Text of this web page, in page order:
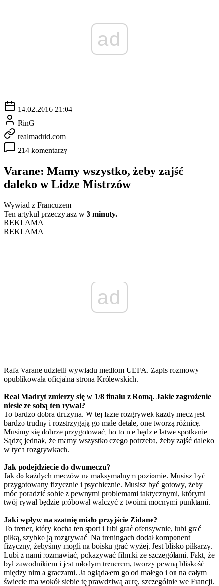
ad
14.02.2016 21:04
RinG
realmadrid.com
214 komentarzy
Varane: Mamy wszystko, żeby zajść
daleko w Lidze Mistrzów
Wywiad z Francuzem
Ten artykuł przeczytasz w 3 minuty.
REKLAMA
REKLAMA
ad
Rafa Varane udzielił wywiadu mediom UEFA. Zapis rozmowy
opublikowała oficjalna strona Królewskich.
Real Madryt zmierzy się w 1/8 finału z Romą. Jakie zagrożenie
niesie ze sobą ten rywal?
To bardzo dobra drużyna. W tej fazie rozgrywek każdy mecz jest
bardzo trudny i rozstrzygają go małe detale, one tworzą różnicę.
Musimy się dobrze przygotować, bo to nie będzie łatwe spotkanie.
Sądzę jednak, że mamy wszystko czego potrzeba, żeby zajść daleko
w tych rozgrywkach.
Jak podejdziecie do dwumeczu?
Jak do każdych meczów na maksymalnym poziomie. Musisz być
przygotowany fizycznie i psychicznie. Musisz być gotowy, żeby
móc poradzić sobie z pewnymi problemami taktycznymi, którymi
twój rywal będzie próbował walczyć z twoimi mocnymi punktami.
Jaki wpływ na szatnię miało przyjście Zidane?
To trener, który kocha ten sport i lubi grać ofensywnie, lubi grać
piłką, szybko ją rozgrywać. Na treningach dodał komponent
fizyczny, żebyśmy mogli na boisku grać wyżej. Jest blisko piłkarzy.
Lubi z nami rozmawiać, pokazywać filmiki ze szczegółami. Fakt, że
był zawodnikiem i jest młodym trenerem, tworzy pewną bliskość
między nim a graczami. Ja oglądałem go od małego i on na całym
świecie ma wokół siebie tę prawdziwą aurę, szczególnie we Francji.